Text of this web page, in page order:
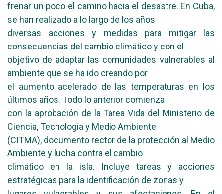
frenar un poco el camino hacia el desastre. En Cuba,
se han realizado a lo largo de los años
diversas acciones y medidas para mitigar las
consecuencias del cambio climático y con el
objetivo de adaptar las comunidades vulnerables al
ambiente que se ha ido creando por
el aumento acelerado de las temperaturas en los
últimos años. Todo lo anterior comienza
con la aprobación de la Tarea Vida del Ministerio de
Ciencia, Tecnología y Medio Ambiente
(CITMA), documento rector de la protección al Medio
Ambiente y lucha contra el cambio
climático en la isla. Incluye tareas y acciones
estratégicas para la identificación de zonas y